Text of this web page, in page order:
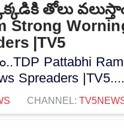
తోలు
Strong
|TV5
Pattabhi
Spreaders
CHANNEL: